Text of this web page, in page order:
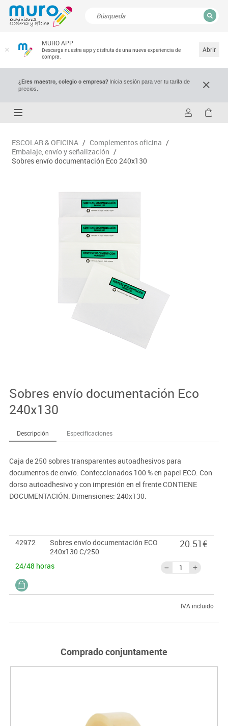
MURO APP
Descarga nuestra app y disfruta de una nueva experiencia de
compra.
Abrir
¿Eres maestro, colegio o empresa?Inicia sesión para ver tu tarifa de
precios.
ESCOLAR & OFICINA / Complementos oficina /
Embalaje, envío y señalización /
Sobres envío documentación Eco 240x130
Sobres envío documentación Eco
240x130
Descripción Especificaciones
Caja de 250 sobres transparentes autoadhesivos para
documentos de envío. Confeccionados 100 % en papel ECO. Con
dorso autoadhesivo y con impresión en el frente CONTIENE
DOCUMENTACIÓN. Dimensiones: 240x130.
42972
Sobres envío documentación ECO
240x130 C/250
24/48 horas
20.51€
IVA incluido
Comprado conjuntamente